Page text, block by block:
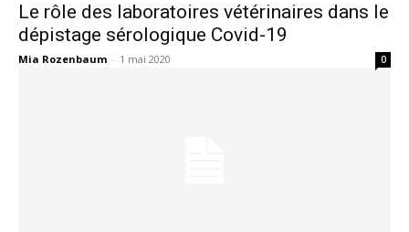
Le rôle des laboratoires vétérinaires dans le
dépistage sérologique Covid-19
Mia Rozenbaum - 1 mai 2020 0